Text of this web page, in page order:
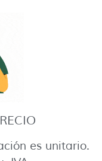
es unitario.